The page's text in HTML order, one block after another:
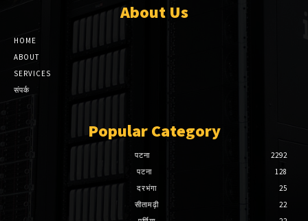
About Us
HOME
ABOUT
SERVICES
संपर्क
Popular Category
पटना
2292
पटना
128
दरभंगा
25
सीतामढ़ी
22